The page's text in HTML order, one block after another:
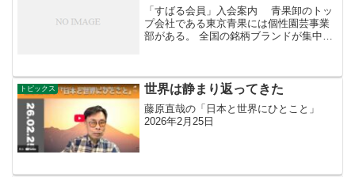
「すばる会員」入会案内 青果卸のトッ
プ会社である東京青果には個性園芸事業
部がある。 全国の銘柄ブランドが集中す
には金額は高くないが、その内容たるや
立派なものである。...
トピックス 世界は静まり返ってきた
藤原直哉の「日本と世界にひとこと」
2026年2月25日